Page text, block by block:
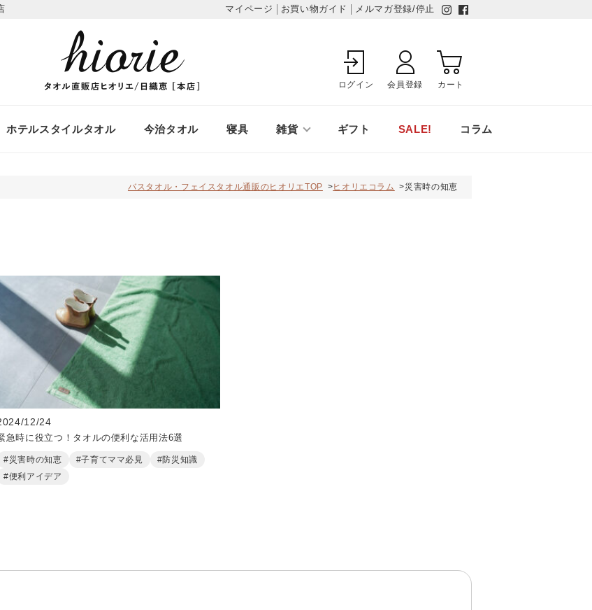
マイページ お買い物ガイド メルマガ登録/停止
ログイン 会員登録 カート
ホテルスタイルタオル 今治タオル 寝具 雑貨 ギフト SALE! コラム
バスタオル・フェイスタオル通販のヒオリエTOP ヒオリエコラム 災害時の知恵
12/24
急時に役立つ！タオルの便利な活用法6選
#災害時の知恵 #子育てママ必見
#防災知識
#便利アイデア